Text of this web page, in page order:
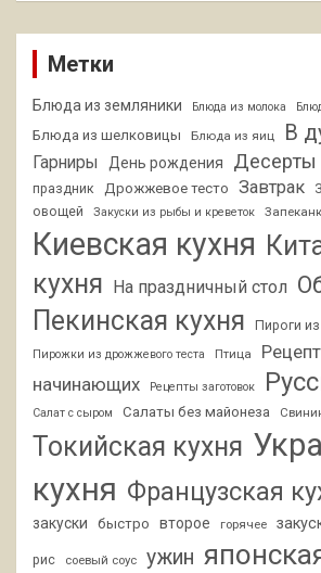
Метки
Блюда из земляники Блюда из молока
Блюда из шелковицы Блюда из яиц В
Гарниры День рождения Десерты
праздник
Дрожжевое тесто Завтрак
овощей
Закуски из рыбы и креветок
Киевская кухня
кухня
На праздничный стол
Пекинская кухня Пироги
Пирожки из дрожжевого теста Птица
начинающих
Рецепты заготовок
Салат с сыром Салаты без майонеза
Токийская кухня
кухня Французская
закуски
быстро второе горячее
рис соевый соус ужин